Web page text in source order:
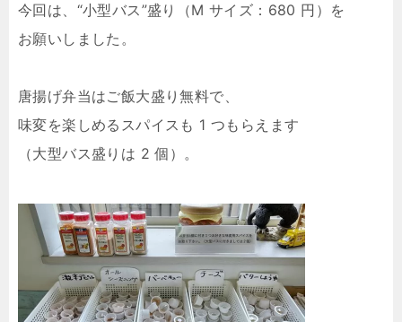
今回は、“小型バス”盛り（M サイズ：680 円）を
お願いしました。
唐揚げ弁当はご飯大盛り無料で、
味変を楽しめるスパイスも 1 つもらえます
（大型バス盛りは 2 個）。